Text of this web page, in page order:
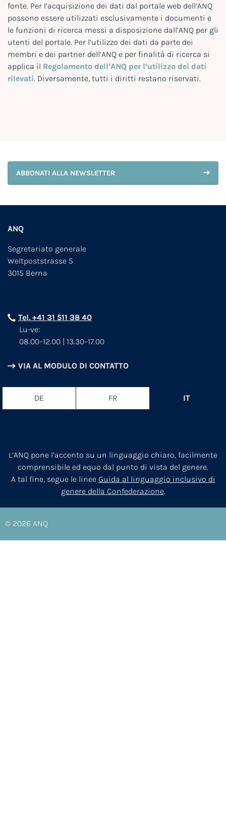
fonte. Per l’acquisizione dei dati dal portale web dell’ANQ
possono essere utilizzati esclusivamente i documenti e
le funzioni di ricerca messi a disposizione dall’ANQ per gli
utenti del portale. Per l’utilizzo dei dati da parte dei
membri e dei partner dell’ANQ e per finalità di ricerca si
applica il Regolamento dell’ANQ per l’utilizzo dei dati
rilevati. Diversamente, tutti i diritti restano riservati.
ABBONATI ALLA NEWSLETTER
ANQ
Segretariato generale
Weltpoststrasse 5
3015 Berna
Tel. +41 31 511 38 40
Lu-ve:
08.00–12.00 | 13.30–17.00
VIA AL MODULO DI CONTATTO
DE FR IT
L’ANQ pone l’accento su un linguaggio chiaro, facilmente
comprensibile ed equo dal punto di vista del genere.
A tal fine, segue le linee Guida al linguaggio inclusivo di
genere della Confederazione.
© 2026 ANQ